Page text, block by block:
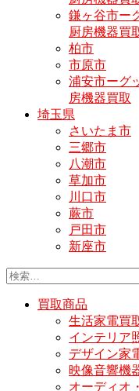
鎌ヶ谷市ー
厨房機器買
柏市
市原市
浦安市ーグ
房機器買取
埼玉県
さいたま市
三郷市
八潮市
草加市
川口市
蕨市
戸田市
新座市
買取商品
生活家電買
インテリア
デザイン家
映像音響機
オーディオ